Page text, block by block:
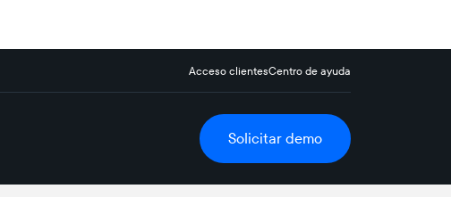
Acceso clientesCentro de ayuda
Solicitar demo